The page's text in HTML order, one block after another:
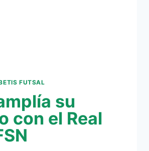
FUTSAL
su
con el Real